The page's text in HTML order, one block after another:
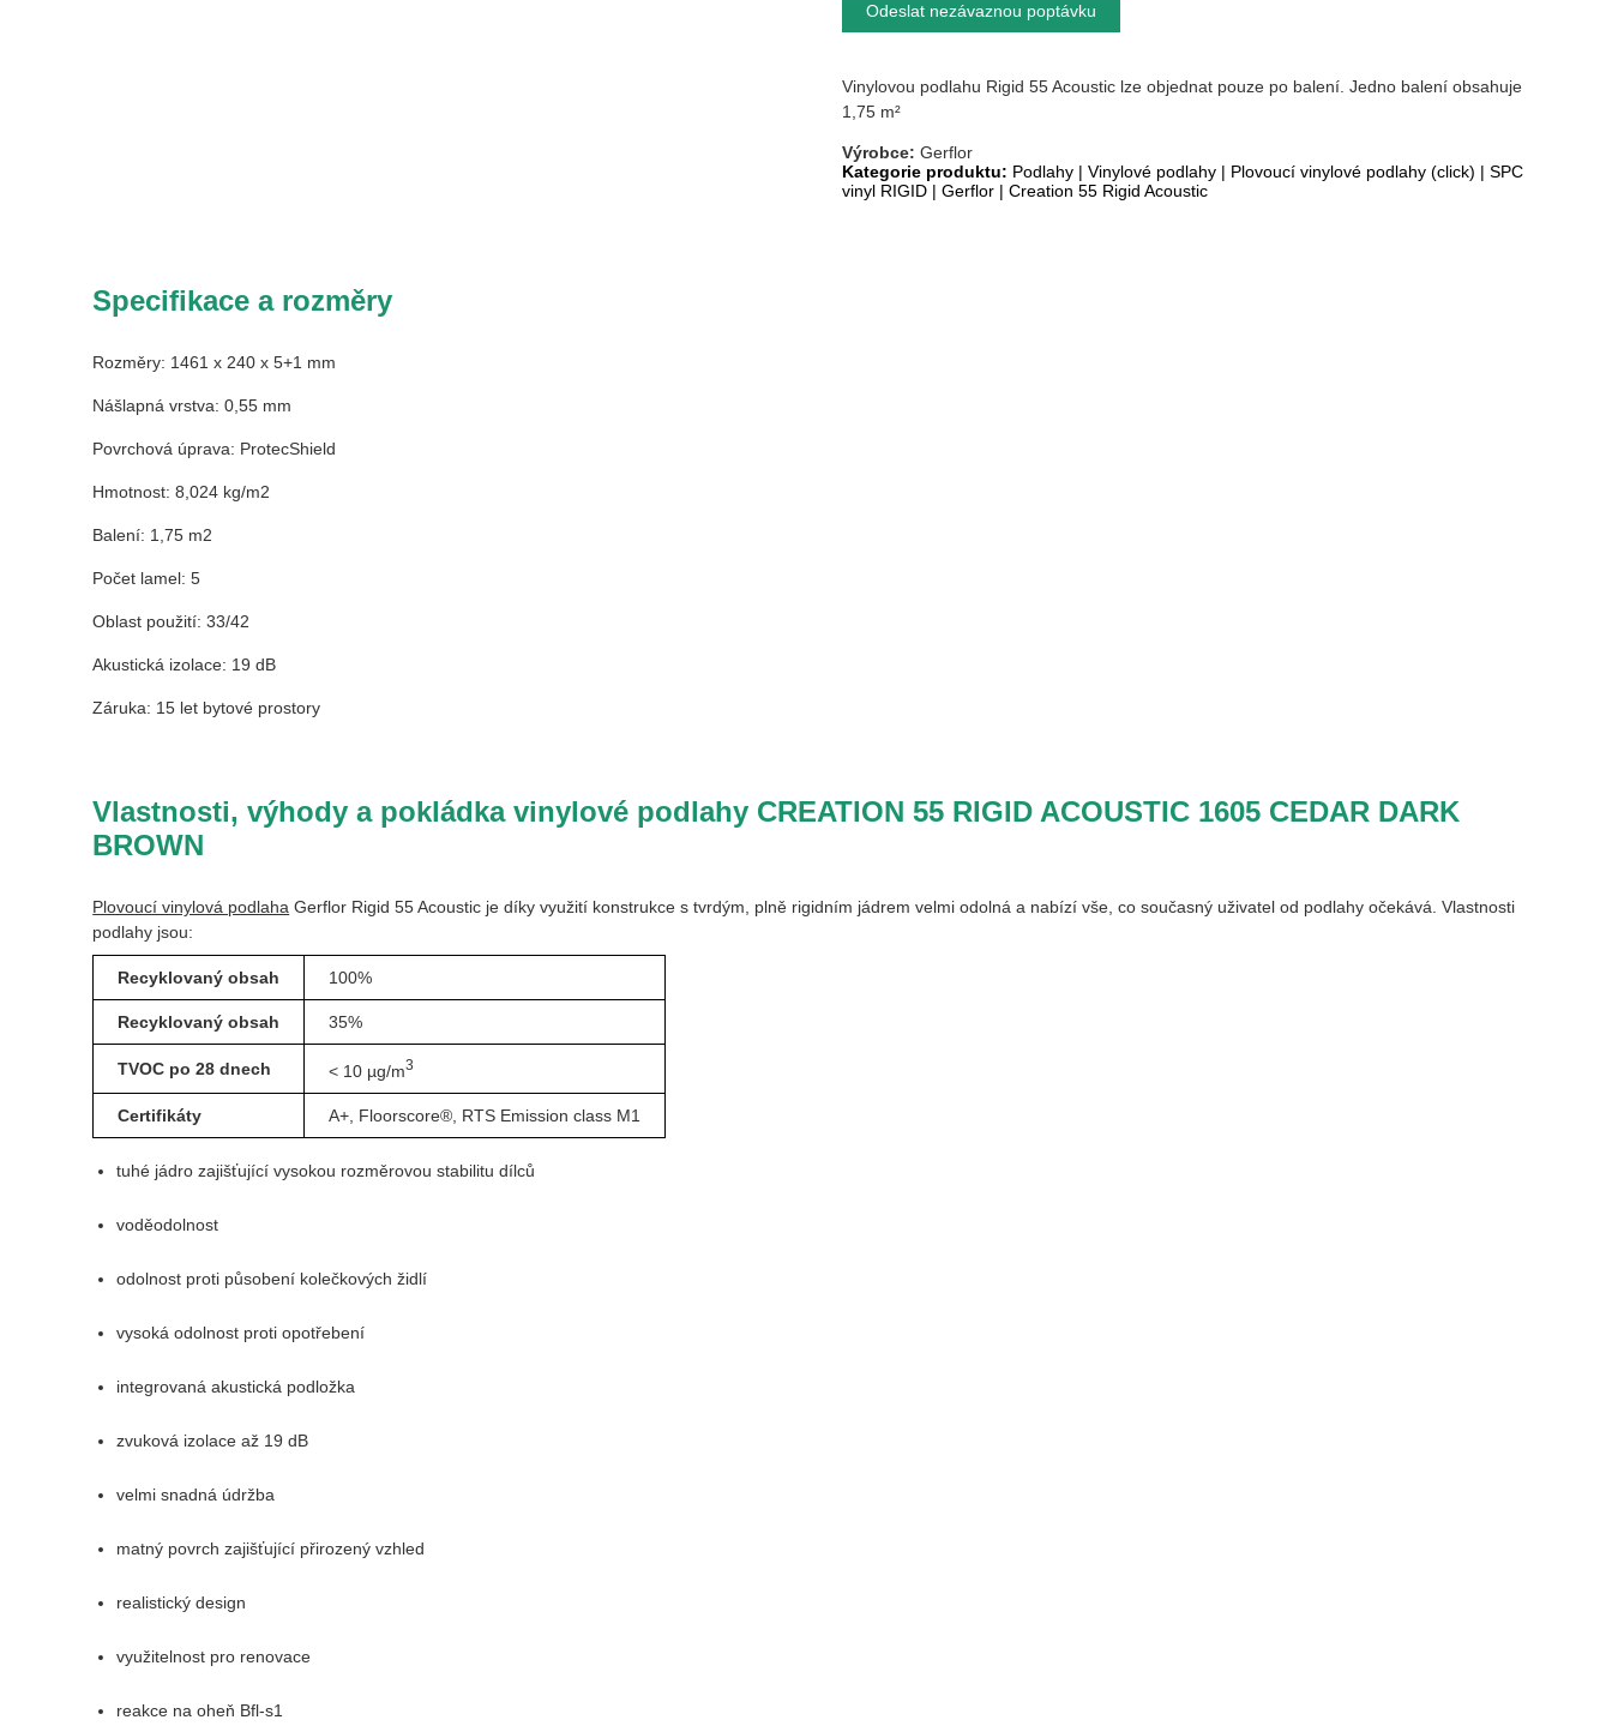
Odeslat nezávaznou poptávku
Vinylovou podlahu Rigid 55 Acoustic lze objednat pouze po balení. Jedno balení obsahuje
1,75 m²
Výrobce:Gerflor
Kategorie produktu: Podlahy |Vinylové podlahy | Plovoucí vinylové podlahy (click) |SPC
vinyl RIGID |Gerflor |Creation 55 Rigid Acoustic
Specifikace a rozměry
Rozměry: 1461 x 240 x 5+1 mm
Nášlapná vrstva: 0,55 mm
Povrchová úprava: ProtecShield
Hmotnost: 8,024 kg/m2
Balení: 1,75 m2
Počet lamel: 5
Oblast použití: 33/42
Akustická izolace: 19 dB
Záruka: 15 let bytové prostory
Vlastnosti, výhody a pokládka vinylové podlahy CREATION 55 RIGID ACOUSTIC 1605 CEDAR DARK
BROWN
Plovoucí vinylová podlaha Gerflor Rigid 55 Acoustic je díky využití konstrukce s tvrdým, plně rigidním jádrem velmi odolná a nabízí vše, co současný uživatel od podlahy očekává. Vlastnosti
podlahy jsou:
Recyklovaný obsah 100%
Recyklovaný obsah 35%
TVOC po 28 dnech < 10 µg/m3
Certifikáty A+, Floorscore®, RTS Emission class M1
tuhé jádro zajišťující vysokou rozměrovou stabilitu dílců
voděodolnost
odolnost proti působení kolečkových židlí
vysoká odolnost proti opotřebení
integrovaná akustická podložka
zvuková izolace až 19 dB
velmi snadná údržba
matný povrch zajišťující přirozený vzhled
realistický design
využitelnost pro renovace
reakce na oheň Bfl-s1